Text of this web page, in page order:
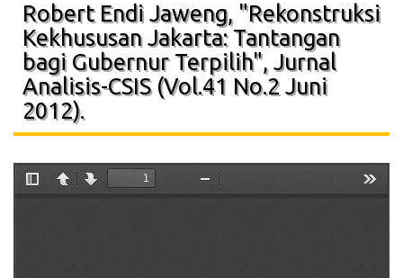
Robert Endi Jaweng, "Rekonstruksi
Kekhususan Jakarta: Tantangan
bagi Gubernur Terpilih", Jurnal
Analisis-CSIS (Vol.41 No.2 Juni
2012).